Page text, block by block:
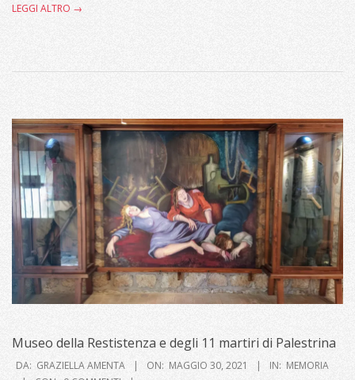
LEGGI ALTRO →
Museo della Restistenza e degli 11 martiri di Palestrina
2021-
DA: GRAZIELLA AMENTA ON: MAGGIO 30, 2021 IN: MEMORIA